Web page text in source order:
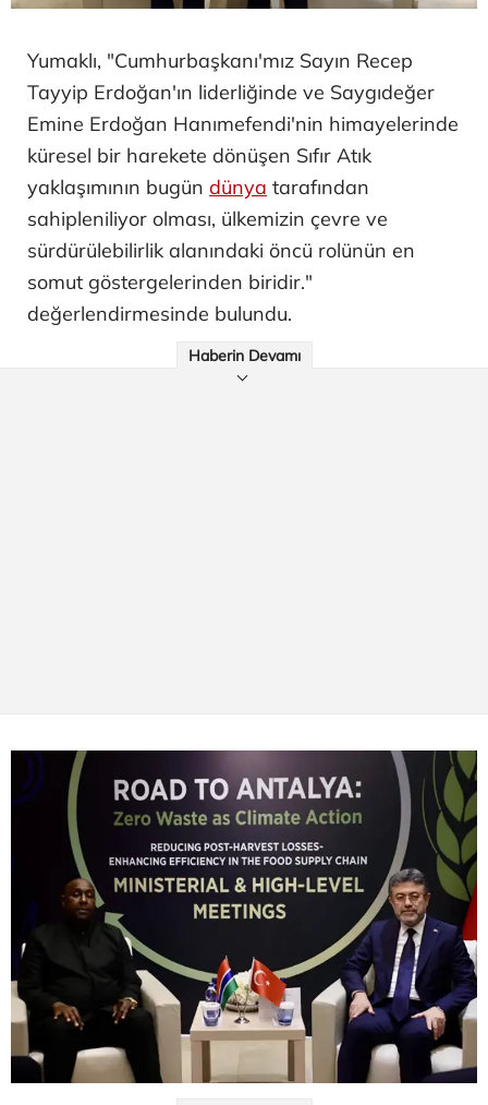
Yumaklı, "Cumhurbaşkanı'mız Sayın Recep
Tayyip Erdoğan'ın liderliğinde ve Saygıdeğer
Emine Erdoğan Hanımefendi'nin himayelerinde
küresel bir harekete dönüşen Sıfır Atık
yaklaşımının bugün dünya tarafından
sahipleniliyor olması, ülkemizin çevre ve
sürdürülebilirlik alanındaki öncü rolünün en
somut göstergelerinden biridir."
değerlendirmesinde bulundu.
Haberin Devamı